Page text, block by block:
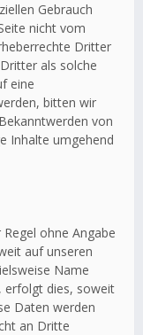
Gebrauch
nicht vom
Dritter
als solche
eine
bitten wir
von
Inhalte umgehend
ohne Angabe
auf unseren
Name
erfolgt dies, soweit
Daten werden
an Dritte